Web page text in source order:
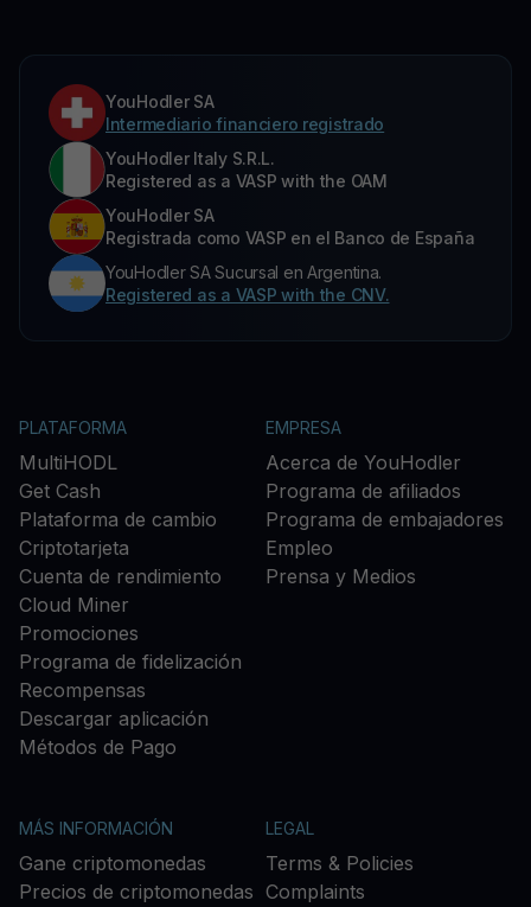
YouHodler SA
Intermediario financiero registrado
YouHodler Italy S.R.L.
Registered as a VASP with the OAM
YouHodler SA
Registrada como VASP en el Banco de España
YouHodler SA Sucursal en Argentina.
Registered as a VASP with the CNV.
PLATAFORMA
MultiHODL
Get Cash
Plataforma de cambio
Criptotarjeta
Cuenta de rendimiento
Cloud Miner
Promociones
Programa de fidelización
Recompensas
Descargar aplicación
Métodos de Pago
EMPRESA
Acerca de YouHodler
Programa de afiliados
Programa de embajadores
Empleo
Prensa y Medios
MÁS INFORMACIÓN
Gane criptomonedas
Precios de criptomonedas
LEGAL
Terms & Policies
Complaints